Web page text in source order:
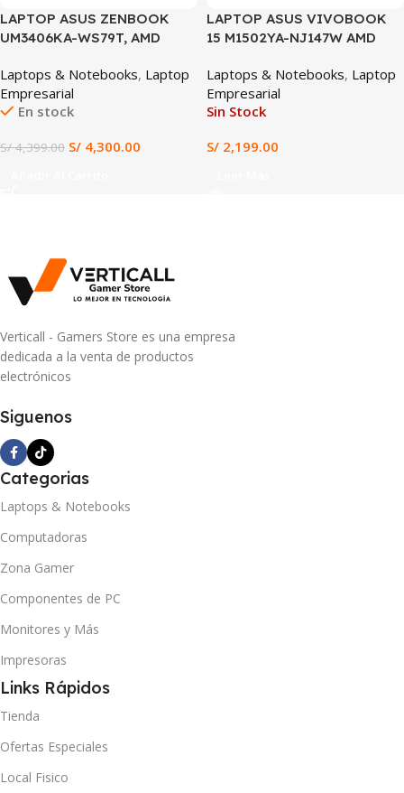
LAPTOP ASUS ZENBOOK
UM3406KA-WS79T, AMD
LPDDR5X, 1TB SSD, 14” OLED
Touch, Windows 11 Home,
Ideal para IA, Diseño y
Laptops & Notebooks, Laptop
Empresarial
En stock
S/4,399.00 S/ 4,300.00
LAPTOP ASUS VIVOBOOK
15 M1502YA-NJ147W AMD
512 SSD, AMD RADEON
GRAPHICS,15.6″ FHD, WIN 11
(Incluye: maletín + mouse +
protector de pantalla)
Laptops & Notebooks, Laptop
Empresarial
Sin Stock
S/ 2,199.00
Verticall - Gamers Store es una empresa
dedicada a la venta de productos
electrónicos
Siguenos
Categorias
Laptops & Notebooks
Computadoras
Zona Gamer
Componentes de PC
Monitores y Más
Impresoras
Links Rápidos
Tienda
Ofertas Especiales
Local Fisico